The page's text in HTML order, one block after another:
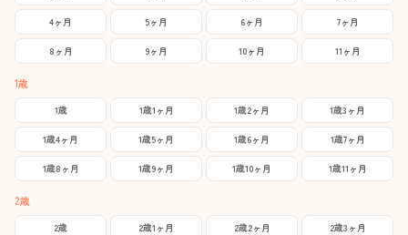
4ヶ月 5ヶ月 6ヶ月 7ヶ月
8ヶ月 9ヶ月 10ヶ月 11ヶ月
1歳
1歳 1歳1ヶ月 1歳2ヶ月 1歳3ヶ月
1歳4ヶ月 1歳5ヶ月 1歳6ヶ月 1歳7ヶ月
1歳8ヶ月 1歳9ヶ月 1歳10ヶ月 1歳11ヶ月
2歳
2歳 2歳1ヶ月 2歳2ヶ月 2歳3ヶ月